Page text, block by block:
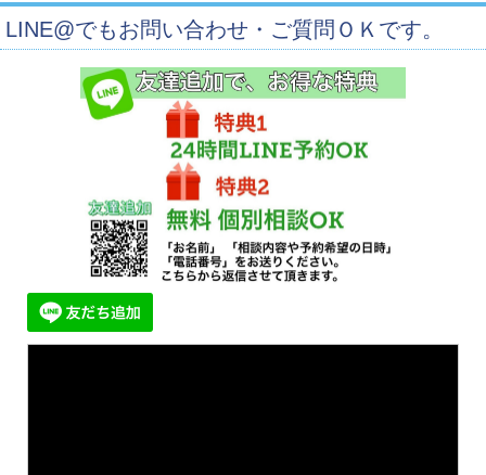
LINE@でもお問い合わせ・ご質問ＯＫです。